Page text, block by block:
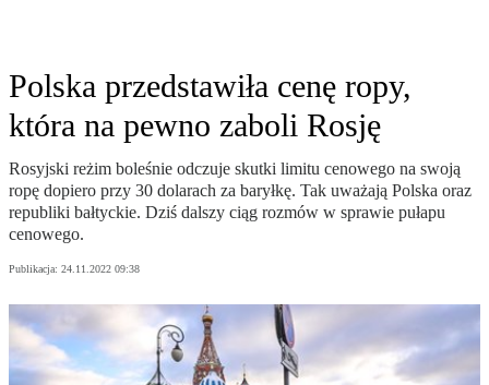
Polska przedstawiła cenę ropy,
która na pewno zaboli Rosję
Rosyjski reżim boleśnie odczuje skutki limitu cenowego na swoją
ropę dopiero przy 30 dolarach za baryłkę. Tak uważają Polska oraz
republiki bałtyckie. Dziś dalszy ciąg rozmów w sprawie pułapu
cenowego.
Publikacja: 24.11.2022 09:38